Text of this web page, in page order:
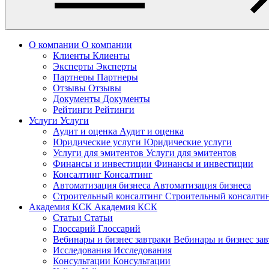
О компании О компании
Клиенты Клиенты
Эксперты Эксперты
Партнеры Партнеры
Отзывы Отзывы
Документы Документы
Рейтинги Рейтинги
Услуги Услуги
Аудит и оценка Аудит и оценка
Юридические услуги Юридические услуги
Услуги для эмитентов Услуги для эмитентов
Финансы и инвестиции Финансы и инвестиции
Консалтинг Консалтинг
Автоматизация бизнеса Автоматизация бизнеса
Строительный консалтинг Строительный
Академия КСК Академия КСК
Статьи Статьи
Глоссарий Глоссарий
Вебинары и бизнес завтраки Вебинары и бизнес
Исследования Исследования
Консультации Консультации